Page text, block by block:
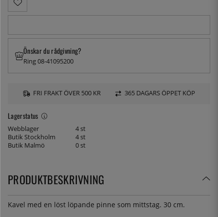
Lagerstatus
Webblager
4 st
Butik Stockholm
4 st
Butik Malmö
0 st
Önskar du rådgivning?
Ring 08-41095200
FRI FRAKT ÖVER 500 KR 365 DAGARS ÖPPET KÖP
PRODUKTBESKRIVNING
Kavel med en löst löpande pinne som mittstag. 30 cm.